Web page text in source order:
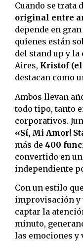
Cuando se trata
original entre
depende en
quienes están
del stand up y la
Aires, Kristof
destacan como
Ambos llevan
todo tipo, tanto
corporativos.
«Sí, Mi Amor!
más de 400
convertido en
independiente
Con un estilo
improvisación y
captar la
minuto,
las emociones y